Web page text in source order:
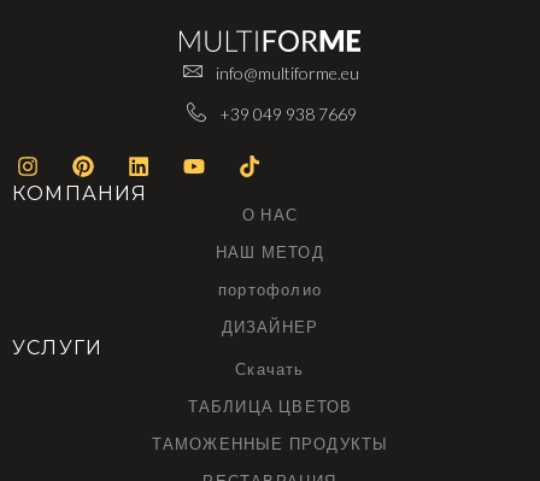
info@multiforme.eu
+39 049 938 7669
КОМПАНИЯ
О НАС
НАШ МЕТОД
портофолио
ДИЗАЙНЕР
УСЛУГИ
Скачать
ТАБЛИЦА ЦВЕТОВ
ТАМОЖЕННЫЕ ПРОДУКТЫ